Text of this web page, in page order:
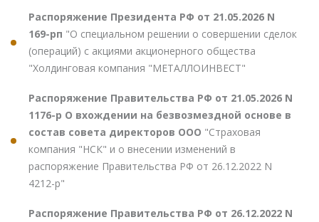
Распоряжение Президента РФ от 21.05.2026 N
169-рп "О специальном решении о совершении сделок
(операций) с акциями акционерного общества
"Холдинговая компания "МЕТАЛЛОИНВЕСТ"
Распоряжение Правительства РФ от 21.05.2026 N
1176-р О вхождении на безвозмездной основе в
состав совета директоров ООО "Страховая
компания "НСК" и о внесении изменений в
распоряжение Правительства РФ от 26.12.2022 N
4212-р"
Распоряжение Правительства РФ от 26.12.2022 N